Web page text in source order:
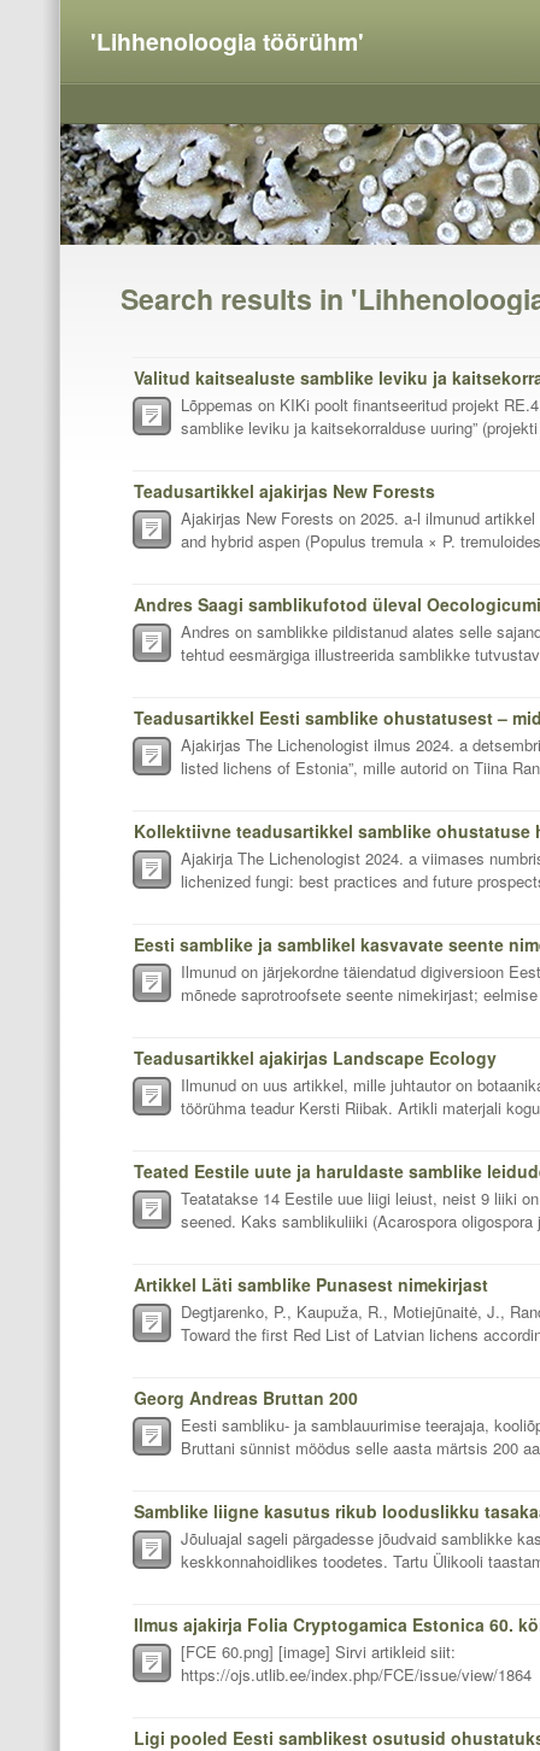
'Lihhenoloogia töörühm'
Search results in
Valitud kaitsealuste samblike leviku ja
Lõppemas on KIKi poolt finantseeritud projekt
samblike leviku ja kaitsekorralduse uuring”
Teadusartikkel ajakirjas New Forests
Ajakirjas New Forests on 2025. a-l ilmunud
and hybrid aspen (Populus tremula × P.
Andres Saagi samblikufotod üleval
Andres on samblikke pildistanud alates selle
tehtud eesmärgiga illustreerida samblikke
Ajakirjas The Lichenologist ilmus 2024. a
listed lichens of Estonia”, mille autorid on Tiina
Ajakirja The Lichenologist 2024. a viimases
lichenized fungi: best practices and future
Ilmunud on järjekordne täiendatud digiversioon
mõnede saprotroofsete seente nimekirjast;
Teadusartikkel ajakirjas Landscape Ecology
Ilmunud on uus artikkel, mille juhtautor on
töörühma teadur Kersti Riibak. Artikli materjali
Teatatakse 14 Eestile uue liigi leiust, neist 9 liiki
seened. Kaks samblikuliiki (Acarospora oligospora
Artikkel Läti samblike Punasest nimekirjast
Degtjarenko, P., Kaupuža, R., Motiejūnaitė, J.,
Toward the first Red List of Latvian lichens
Georg Andreas Bruttan 200
Eesti sambliku- ja samblauurimise teerajaja,
Bruttani sünnist möödus selle aasta märtsis 200
Samblike liigne kasutus rikub looduslikku
Jõuluajal sageli pärgadesse jõudvaid samblikke
keskkonnahoidlikes toodetes. Tartu Ülikooli
Ilmus ajakirja Folia Cryptogamica Estonica 60.
[FCE 60.png] [image] Sirvi artikleid siit:
https://ojs.utlib.ee/index.php/FCE/issue/view/1864
Ligi pooled Eesti samblikest osutusid